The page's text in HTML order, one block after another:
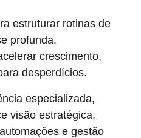
estruturar rotinas de
profunda.
crescimento,
desperdícios.
especializada,
visão estratégica,
e gestão